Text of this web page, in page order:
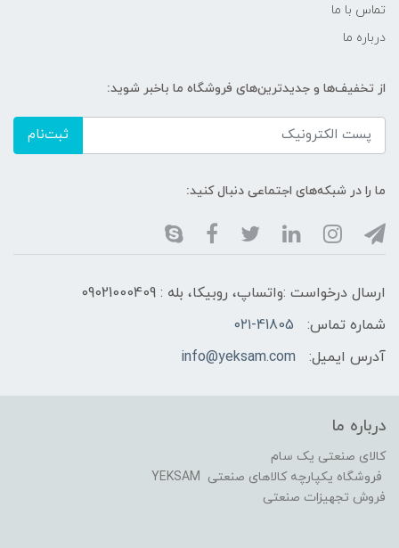
تماس با ما
درباره ما
از تخفیف‌ها و جدیدترین‌های فروشگاه ما باخبر شوید:
ثبت‌نام
ما را در شبکه‌های اجتماعی دنبال کنید:
ارسال درخواست :واتساپ، روبیکا، بله : 09021000409
شماره تماس:
۰۲۱-41805
آدرس ایمیل:
info@yeksam.com
درباره ما
کالای صنعتی یک سام
فروشگاه یکپارچه کالاهای صنعتی YEKSAM
فروش تجهیزات صنعتی